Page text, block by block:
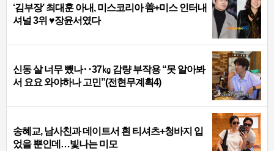
‘김부장’ 최대훈 아내, 미스코리아 善+미스 인터내
셔널 3위 ♥장윤서였다
신동 살 너무 뺐나‥37㎏ 감량 부작용 “못 알아봐
서 요요 와야하나 고민”(전현무계획4)
송혜교, 남사친과 데이트서 흰 티셔츠+청바지 입
었을 뿐인데…빛나는 미모